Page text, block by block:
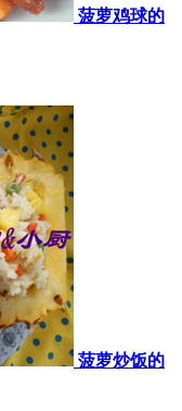
菠萝鸡球的
菠萝炒饭的